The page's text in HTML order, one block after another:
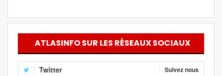
ATLASINFO SUR LES RÉSEAUX SOCIAUX
Twitter Suivez nous